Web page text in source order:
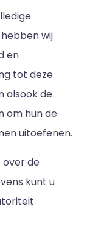
wij
en
tot deze
alsook de
om hun de
uitoefenen.
over de
kunt u